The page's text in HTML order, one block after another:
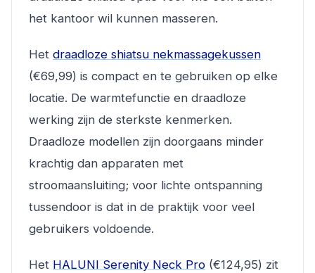
het kantoor wil kunnen masseren.
Het draadloze shiatsu nekmassagekussen
(€69,99) is compact en te gebruiken op elke
locatie. De warmtefunctie en draadloze
werking zijn de sterkste kenmerken.
Draadloze modellen zijn doorgaans minder
krachtig dan apparaten met
stroomaansluiting; voor lichte ontspanning
tussendoor is dat in de praktijk voor veel
gebruikers voldoende.
Het HALUNI Serenity Neck Pro (€124,95) zit